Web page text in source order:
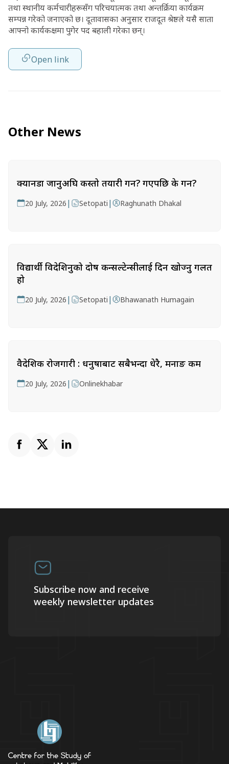
तथा स्थानीय कर्मचारीहरूसँग परिचयात्मक तथा अन्तर्क्रिया कार्यक्रम
सम्पन्न गरेको जनाएको छ। दूतावासका अनुसार राजदूत श्रेष्ठले यसै साता
आफ्नो कार्यकक्षमा पुगेर पद बहाली गरेका छन्।
Open link
Other News
क्यानडा जानुअघि कस्तो तयारी गर्ने? गएपछि के गर्ने?
20 July, 2026 | Setopati | Raghunath Dhakal
विद्यार्थी विदेशिनुको दोष कन्सल्टेन्सीलाई दिन खोज्नु गलत
हो
20 July, 2026 | Setopati | Bhawanath Humagain
वैदेशिक रोजगारी : धनुषाबाट सबैभन्दा धेरै, मनाङ कम
20 July, 2026 | Onlinekhabar
Subscribe now and receive
weekly newsletter updates